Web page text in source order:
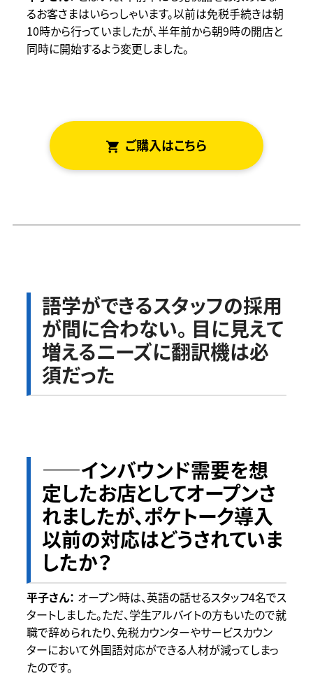
るお客さまはいらっしゃいます。以前は免税手続きは朝
10時から行っていましたが、半年前から朝9時の開店と
同時に開始するよう変更しました。
ご はこちら
語学ができるスタッフの採用
が間に合わない。 目に見えて
増えるニーズに翻訳機は必
須だった
――インバウンド需要を想
定したお店としてオープンさ
れましたが、ポケトーク導入
以前の対応はどうされていま
したか？
オープン時は、英語の話せるスタッフ4名でス
タートしました。ただ、学生アルバイトの方もいたので就
職で辞められたり、免税カウンターやサービスカウン
ターにおいて外国語対応ができる人材が減ってしまっ
たのです。